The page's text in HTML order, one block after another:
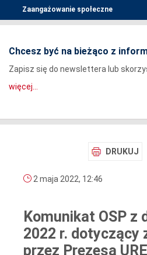
Zaangażowanie społeczne
Chcesz być na bieżąco z
Zapisz się do newslettera lub
więcej...
DRUKUJ
2 maja 2022, 12:46
Komunikat OSP z
2022 r. dotyczący
przez Prezesa